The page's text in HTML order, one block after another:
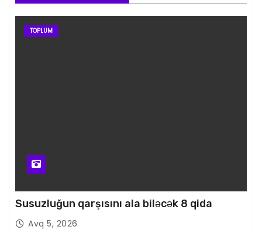
TOPLUM
Susuzluğun qarşısını ala biləcək 8 qida
Avq 5, 2026